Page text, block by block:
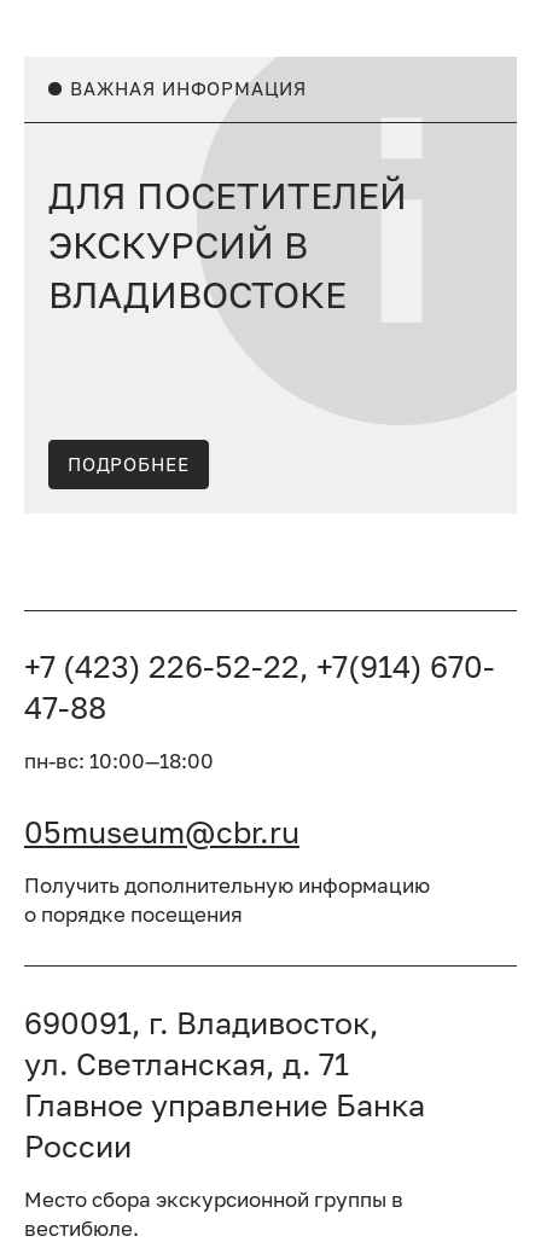
ВАЖНАЯ ИНФОРМАЦИЯ
ДЛЯ ПОСЕТИТЕЛЕЙ
ЭКСКУРСИЙ В
ВЛАДИВОСТОКЕ
ПОДРОБНЕЕ
+7 (423) 226-52-22, +7(914) 670-
47-88
пн-вс: 10:00—18:00
05museum@cbr.ru
Получить дополнительную информацию
о порядке посещения
690091, г. Владивосток,
ул. Светланская, д. 71
Главное управление Банка
России
Место сбора экскурсионной группы в
вестибюле.